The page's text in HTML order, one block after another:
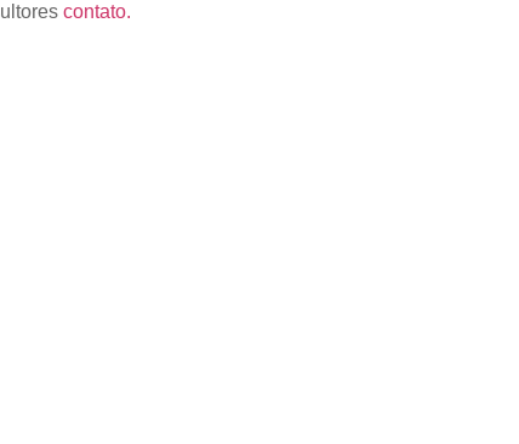
contato.